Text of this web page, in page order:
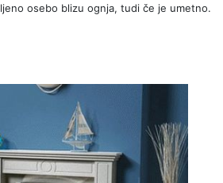
osebo blizu ognja, tudi če je umetno.